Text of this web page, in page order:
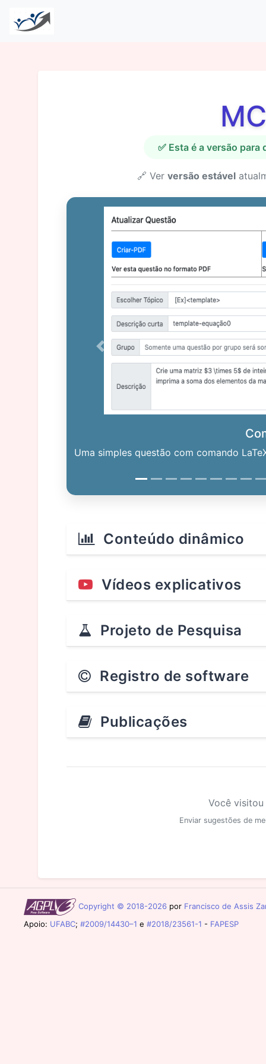
✅ Esta é a versão
🔗 Ver versão estável
Uma simples questão com comando
Previous
Conteúdo dinâmico
Vídeos explicativos
Projeto de Pesquisa
Registro de software
Publicações
Você
Enviar sugestões de
Copyright © 2018-2026 por Francisco de Assis
Apoio: UFABC; #2009/14430–1 e #2018/23561-1 - FAPESP